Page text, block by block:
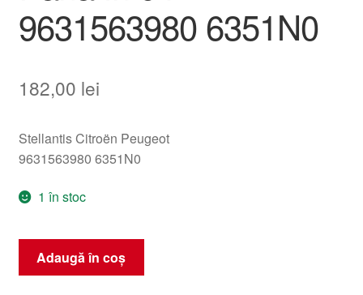
9631563980 6351N0
182,00 lei
Stellantis Citroën Peugeot
9631563980 6351N0
1 în stoc
Cantitate
Stop
Adaugă în coș